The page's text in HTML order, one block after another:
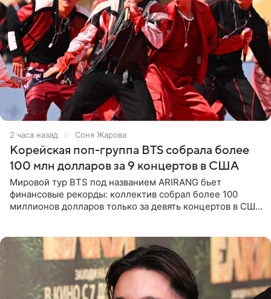
2 часа назад Соня Жарова
Корейская поп-группа BTS собрала более
100 млн долларов за 9 концертов в США
Мировой тур BTS под названием ARIRANG бьет
финансовые рекорды: коллектив собрал более 100
миллионов долларов только за девять концертов в США.